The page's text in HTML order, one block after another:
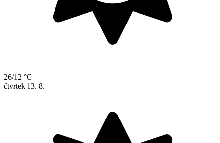
26/12 °C
čtvrtek 13. 8.